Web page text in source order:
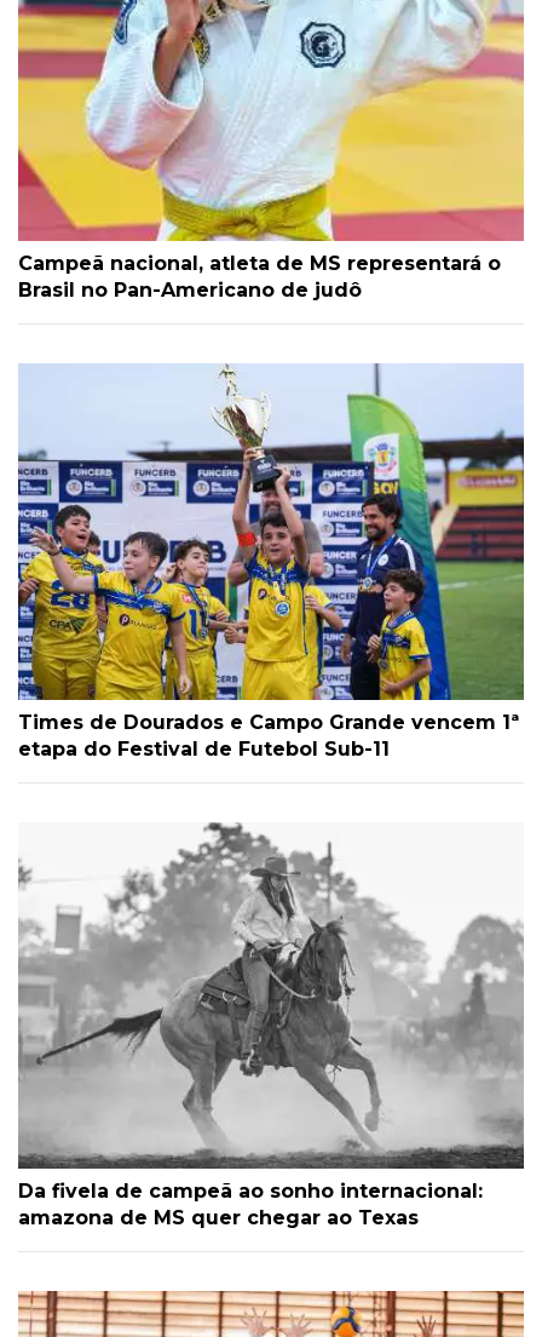
Campeã nacional, atleta de MS representará o
Brasil no Pan-Americano de judô
Times de Dourados e Campo Grande vencem 1ª
etapa do Festival de Futebol Sub-11
Da fivela de campeã ao sonho internacional:
amazona de MS quer chegar ao Texas